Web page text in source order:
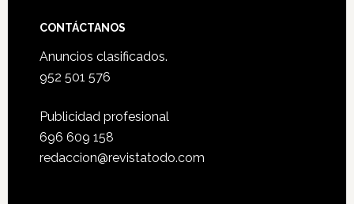
CONTÁCTANOS
Anuncios clasificados.
952 501 576
Publicidad profesional
696 609 158
redaccion@revistatodo.com